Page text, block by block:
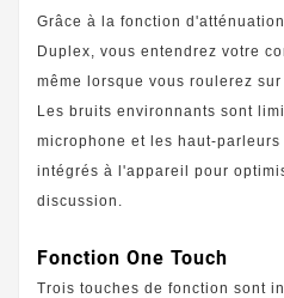
Grâce à la fonction
Duplex, vous entendrez votre
même lorsque vous roulerez
Les bruits environnants sont
microphone et les haut-
intégrés à l'appareil pour
discussion.
Fonction One Touch
Trois touches de fonction sont